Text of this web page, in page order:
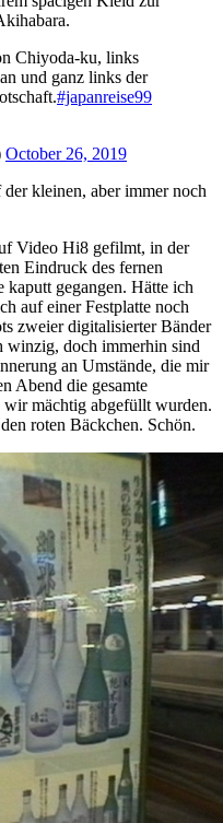
Chiyoda-ku, links
und ganz links der
#japanreise99
October 26, 2019
kleinen, aber immer noch
Video Hi8 gefilmt, in der
Eindruck des fernen
kaputt gegangen. Hätte ich
auf einer Festplatte noch
zweier digitalisierter Bänder
winzig, doch immerhin sind
an Umstände, die mir
Abend die gesamte
mächtig abgefüllt wurden.
roten Bäckchen. Schön.